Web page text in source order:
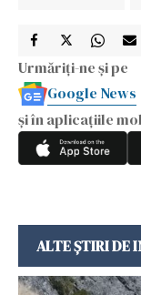
Urmăriți-ne și pe
Google News
și în aplicațiile
ALTE ȘTIRI DE